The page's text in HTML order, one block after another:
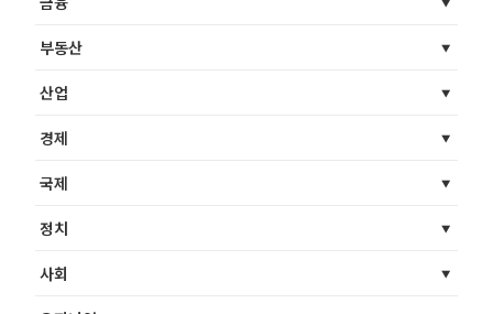
부동산
산업
경제
국제
정치
사회